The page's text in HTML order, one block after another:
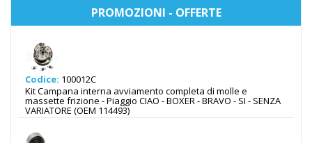
PROMOZIONI - OFFERTE
Codice: 100012C
Kit Campana interna avviamento completa di molle e
massette frizione - Piaggio CIAO - BOXER - BRAVO - SI - SENZA
VARIATORE (OEM 114493)